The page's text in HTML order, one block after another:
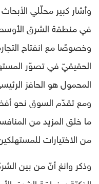
وأشار كبير محلّلي
في منطقة الشرق
وخصوصًا مع انفتاح
الحقيقيّ في تصوّر
المحمول هو الحافز
ومع تقدّم السوق نحو
ما خلق المزيد من
من الاختيارات
وذكر وانغ أنّ من بين